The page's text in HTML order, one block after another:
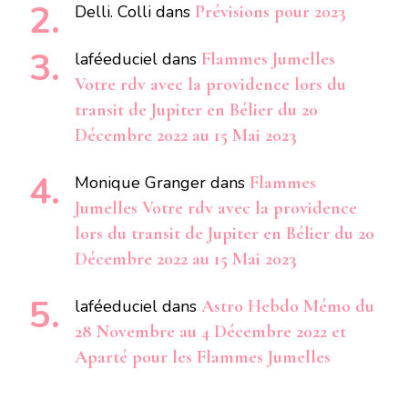
Delli. Colli dans Prévisions pour 2023
laféeduciel dans Flammes Jumelles
Votre rdv avec la providence lors du
transit de Jupiter en Bélier du 20
Décembre 2022 au 15 Mai 2023
Monique Granger dans Flammes
Jumelles Votre rdv avec la providence
lors du transit de Jupiter en Bélier du 20
Décembre 2022 au 15 Mai 2023
laféeduciel dans Astro Hebdo Mémo du
28 Novembre au 4 Décembre 2022 et
Aparté pour les Flammes Jumelles